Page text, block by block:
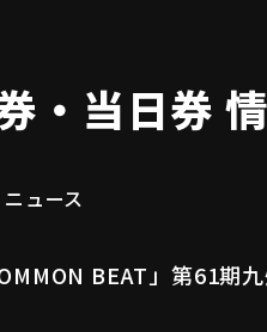
・当日券
ゴリー
ニュース
BEAT」第61期